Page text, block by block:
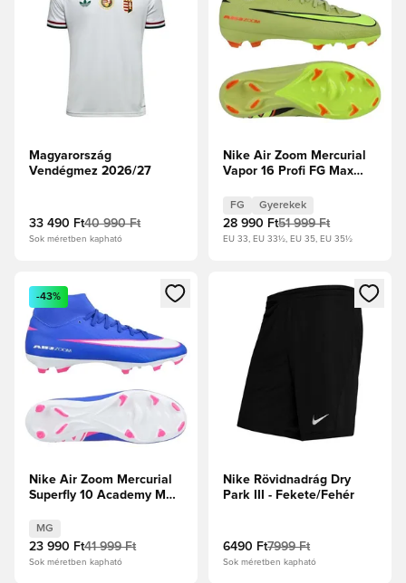
Magyarország
Vendégmez 2026/27
33 490 Ft40 990 Ft
Sok méretben kapható
Nike Air Zoom Mercurial
Vapor 16 Profi FG Max
Reflektorfényben/Volt/Hyper
Crimson Gyerek
FG Gyerekek
28 990 Ft51 999 Ft
EU 33, EU 33½, EU 35, EU 35½
Megnyit egy modált a bejelentkezéshez vagy a tagként
-43%
Nike Air Zoom Mercurial
Superfly 10 Academy MG
MG
23 990 Ft41 999 Ft
Sok méretben kapható
Megnyit egy modált a
Nike Rövidnadrág Dry
Park III - Fekete/Fehér
6490 Ft7999 Ft
Sok méretben kapható